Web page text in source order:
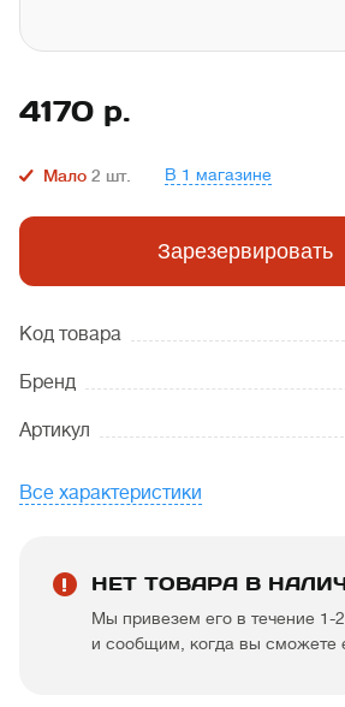
4170 р.
Мало 2 шт. В 1 магазине
Зарезервировать
Код товара
Бренд
Артикул
Все характеристики
НЕТ ТОВАРА В
Мы привезем его в течение 1-2
и сообщим, когда вы сможете